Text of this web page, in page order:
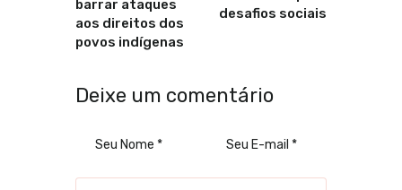
barrar ataques
aos direitos dos
povos indígenas
desafios sociais
Deixe um comentário